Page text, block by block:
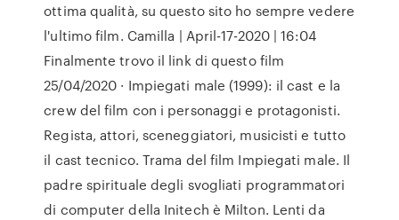
ottima qualità, su questo sito ho sempre vedere
l'ultimo film. Camilla | April-17-2020 | 16:04
Finalmente trovo il link di questo film
25/04/2020 · Impiegati male (1999): il cast e la
crew del film con i personaggi e protagonisti.
Regista, attori, sceneggiatori, musicisti e tutto
il cast tecnico. Trama del film Impiegati male. Il
padre spirituale degli svogliati programmatori
di computer della Initech è Milton. Lenti da